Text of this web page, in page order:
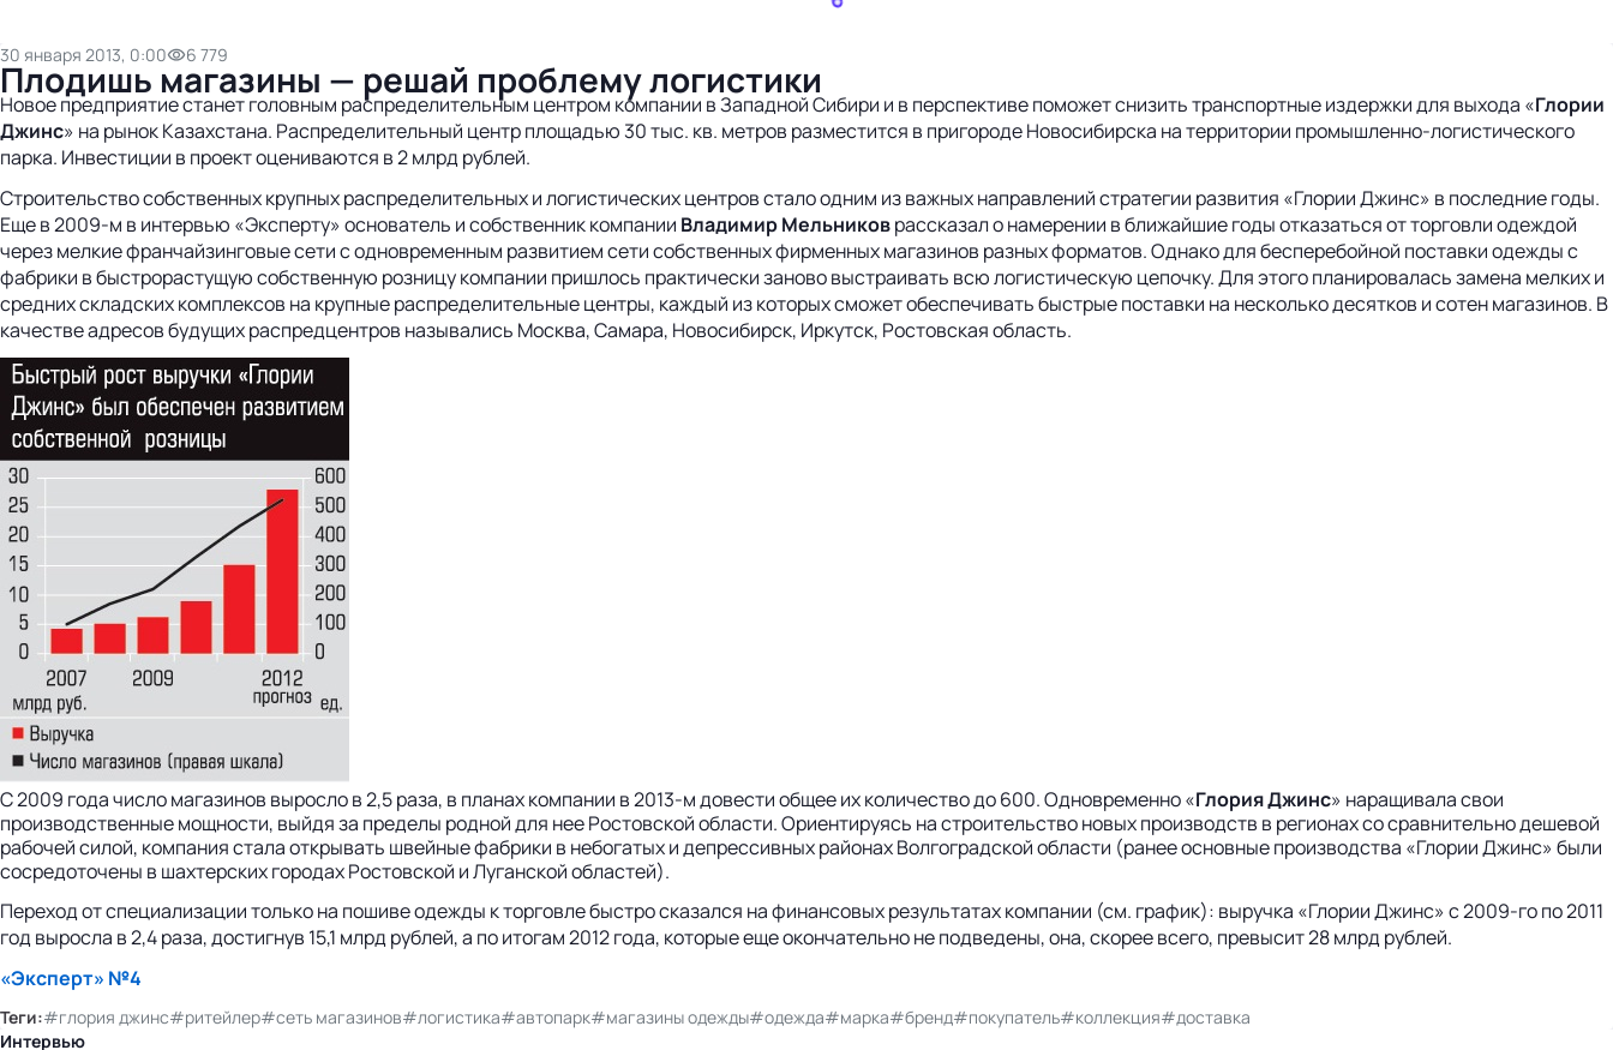
30 января 2013, 0:00 6 779
Плодишь магазины — решай проблему логистики
Новое предприятие станет головным распределительным центром компании в Западной Сибири и в перспективе поможет снизить транспортные издержки для выхода «Глории
Джинс» на рынок Казахстана. Распределительный центр площадью 30 тыс. кв. метров разместится в пригороде Новосибирска на территории промышленно-логистического
парка. Инвестиции в проект оцениваются в 2 млрд рублей.
Строительство собственных крупных распределительных и логистических центров стало одним из важных направлений стратегии развития «Глории Джинс» в последние годы.
Еще в 2009-м в интервью «Эксперту» основатель и собственник компании Владимир Мельниковрассказал о намерении в ближайшие годы отказаться от торговли одеждой
через мелкие франчайзинговые сети с одновременным развитием сети собственных фирменных магазинов разных форматов. Однако для бесперебойной поставки одежды с
фабрики в быстрорастущую собственную розницу компании пришлось практически заново выстраивать всю логистическую цепочку. Для этого планировалась замена мелких и
средних складских комплексов на крупные распределительные центры, каждый из которых сможет обеспечивать быстрые поставки на несколько десятков и сотен магазинов. В
качестве адресов будущих распредцентров назывались Москва, Самара, Новосибирск, Иркутск, Ростовская область.
С 2009 года число магазинов выросло в 2,5 раза, в планах компании в 2013-м довести общее их количество до 600. Одновременно «Глория Джинс» наращивала свои
производственные мощности, выйдя за пределы родной для нее Ростовской области. Ориентируясь на строительство новых производств в регионах со сравнительно дешевой
рабочей силой, компания стала открывать швейные фабрики в небогатых и депрессивных районах Волгоградской области (ранее основные производства «Глории Джинс» были
сосредоточены в шахтерских городах Ростовской и Луганской областей).
Переход от специализации только на пошиве одежды к торговле быстро сказался на финансовых результатах компании (см. график): выручка «Глории Джинс» с 2009-го по 2011
год выросла в 2,4 раза, достигнув 15,1 млрд рублей, а по итогам 2012 года, которые еще окончательно не подведены, она, скорее всего, превысит 28 млрд рублей.
«Эксперт» №4
Теги:#глория джинс#ритейлер#сеть магазинов#логистика#автопарк#магазины одежды#одежда#марка#бренд#покупатель#коллекция#доставка
Интервью